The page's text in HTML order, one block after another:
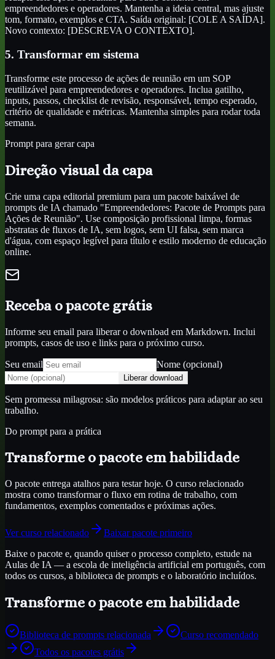
empreendedores e operadores. Mantenha a ideia central, mas ajuste
tom, formato, exemplos e CTA. Saída original: [COLE A SAÍDA].
Novo contexto: [DESCREVA O CONTEXTO].
5. Transformar em sistema
Transforme este processo de ações de reunião em um SOP
reutilizável para empreendedores e operadores. Inclua gatilho,
inputs, passos, checklist de revisão, responsável, tempo esperado,
critério de qualidade e métricas. Mantenha simples para rodar toda
semana.
Prompt para gerar capa
Direção visual da capa
Crie uma capa editorial premium para um pacote baixável de
prompts de IA chamado "Empreendedores: Pacote de Prompts para
Ações de Reunião". Use composição profissional limpa, formas
abstratas de fluxos de IA, sem logos, sem UI falsa, sem marca
d'água, com espaço legível para título e estilo moderno de educação
online.
Receba o pacote grátis
Informe seu email para liberar o download em Markdown. Inclui
prompts, casos de uso e links para o próximo curso.
Seu email Nome (opcional)
Liberar download
Sem promessa milagrosa: são modelos práticos para adaptar ao seu
trabalho.
Do prompt para a prática
Transforme o pacote em habilidade
O pacote entrega atalhos para testar hoje. O curso relacionado
mostra como transformar o fluxo em rotina de trabalho, com
fundamentos, exemplos comentados e próximas ações.
Ver curso relacionado
Baixar pacote primeiro
Baixe o pacote e, quando quiser o processo completo, estude na
Aulas de IA — a escola de inteligência artificial em português, com
todos os cursos, a biblioteca de prompts e o laboratório incluídos.
Transforme o pacote em habilidade
Biblioteca de prompts relacionada
Curso recomendado
Todos os pacotes grátis